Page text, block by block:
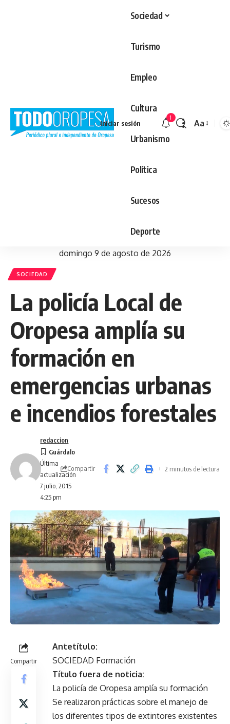
Sociedad
Turismo
Empleo
Cultura
Urbanismo
Política
Sucesos
Deporte
Iniciar sesión
1
Aa
domingo 9 de agosto de 2026
SOCIEDAD
La policía Local de
Oropesa amplía su
formación en
emergencias urbanas
e incendios forestales
Última
actualización
7 julio, 2015
4:25 pm
redaccion
Compartir 2 minutos de lectura
Compartir
Antetítulo:
SOCIEDAD Formación
Título fuera de noticia:
La policía de Oropesa amplía su formación
Se realizaron prácticas sobre el manejo de
los diferentes tipos de extintores existentes